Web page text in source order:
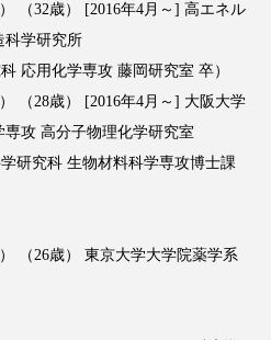
ソーシャルコマース
クレンジング
ナイトルーティン 金木犀
（32歳） [2016年4月～] 高エネル
科学研究所
応用化学専攻 藤岡研究室 卒）
（28歳） [2016年4月～] 大阪大学
攻 高分子物理化学研究室
研究科 生物材料科学専攻博士課
（26歳） 東京大学大学院薬学系